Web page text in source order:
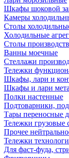
Шкафы шоковой
Камеры
Столы
Холодильные
Столы
Ванны моечные
Стеллажи
Тележки
Шкафы, лари и
Шкафы и лари
Полки настенные
Подтоварники,
Тары переносные
Тележки грузовые
Прочее
Тележки
Для фаст-фуда,